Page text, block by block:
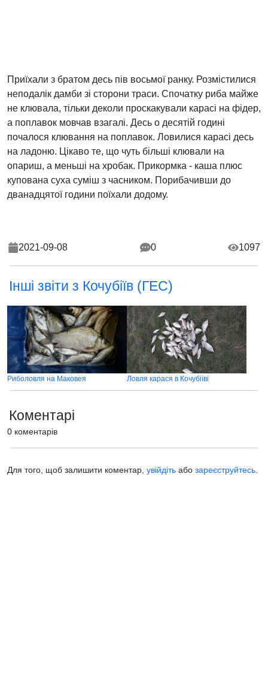
Приїхали з братом десь пів восьмої ранку. Розмістилися
неподалік дамби зі сторони траси. Спочатку риба майже
не клювала, тільки деколи проскакували карасі на фідер,
а поплавок мовчав взагалі. Десь о десятій годині
почалося клювання на поплавок. Ловилися карасі десь
на ладоню. Цікаво те, що чуть більші клювали на
опариш, а меньші на хробак. Прикормка - каша плюс
купована суха суміш з часником. Порибачивши до
дванадцятої години поїхали додому.
2021-09-08 0 1097
Інші звіти з Кочубіїв (ГЕС)
Риболовля на Маковея Ловля карася в Кочубіїві
Коментарі
0 коментарів
Для того, щоб залишити коментар, увійдіть або зареєструйтесь